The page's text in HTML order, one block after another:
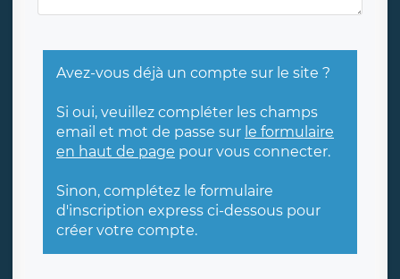
Avez-vous déjà un compte sur le site ?
Si oui, veuillez compléter les champs
email et mot de passe sur le formulaire
en haut de page pour vous connecter.
Sinon, complétez le formulaire
d'inscription express ci-dessous pour
créer votre compte.